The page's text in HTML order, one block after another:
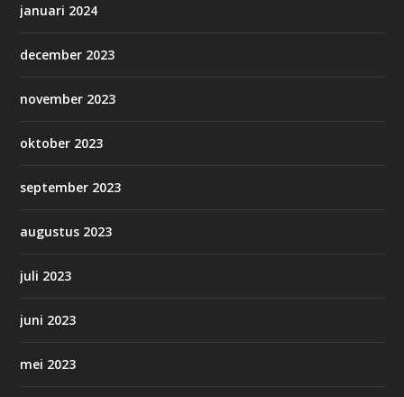
januari 2024
december 2023
november 2023
oktober 2023
september 2023
augustus 2023
juli 2023
juni 2023
mei 2023